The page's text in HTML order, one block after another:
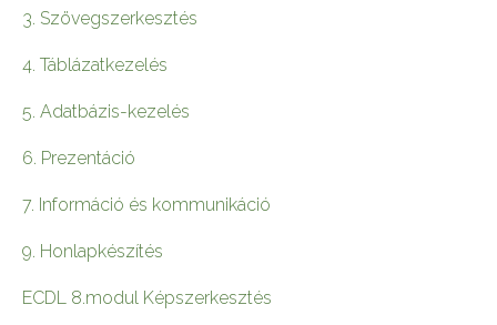
3. Szövegszerkesztés
4. Táblázatkezelés
5. Adatbázis-kezelés
6. Prezentáció
7. Információ és kommunikáció
9. Honlapkészítés
ECDL 8.modul Képszerkesztés